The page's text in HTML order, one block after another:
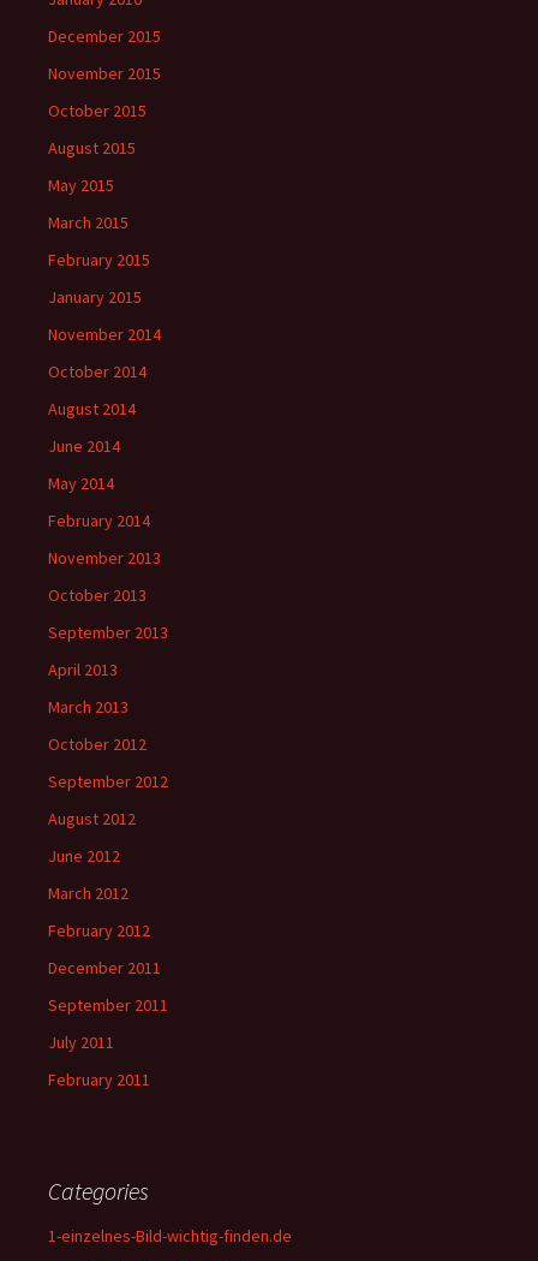
December 2015
November 2015
October 2015
August 2015
May 2015
March 2015
February 2015
January 2015
November 2014
October 2014
August 2014
June 2014
May 2014
February 2014
November 2013
October 2013
September 2013
April 2013
March 2013
October 2012
September 2012
August 2012
June 2012
March 2012
February 2012
December 2011
September 2011
July 2011
February 2011
Categories
1-einzelnes-Bild-wichtig-finden.de